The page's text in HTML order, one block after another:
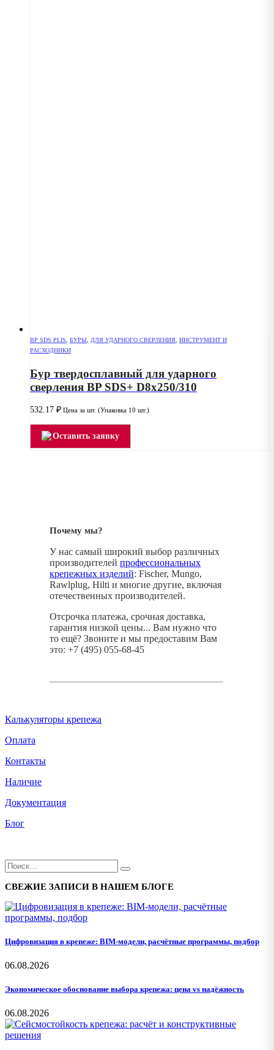
BP SDS PLIS, БУРЫ, ДЛЯ УДАРНОГО СВЕРЛЕНИЯ, ИНСТРУМЕНТ И
РАСХОДНИКИ
Бур твердосплавный для ударного
сверления BP SDS+ D8x250/310
532.17 ₽ Цена за шт. (Упаковка 10 шт.)
Оставить заявку
Почему мы?
У нас самый широкий выбор различных
производителей профессиональных
крепежных изделий: Fischer, Mungo,
Rawlplug, Hilti и многие другие, включая
отечественных производителей.
Отсрочка платежа, срочная доставка,
гарантия низкой цены... Вам нужно что
то ещё? Звоните и мы предоставим Вам
это: +7 (495) 055-68-45
Калькуляторы крепежа
Оплата
Контакты
Наличие
Документация
Блог
СВЕЖИЕ ЗАПИСИ В НАШЕМ БЛОГЕ
Цифровизация в крепеже: BIM-модели, расчётные программы, подбор
06.08.2026
Экономическое обоснование выбора крепежа: цена vs надёжность
06.08.2026